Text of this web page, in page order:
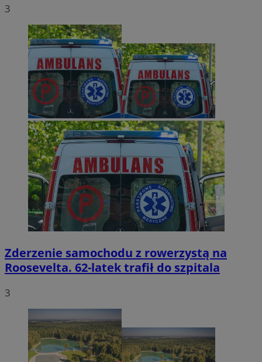
3
Zderzenie samochodu z rowerzystą na
Roosevelta. 62-latek trafił do szpitala
3